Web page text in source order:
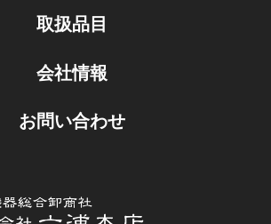
取扱品目
会社情報
お問い合わせ